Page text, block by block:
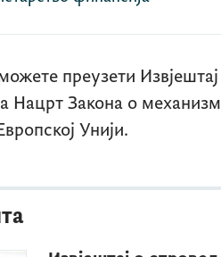
преузети Извјештај
Нацрт Закона о
Унији.